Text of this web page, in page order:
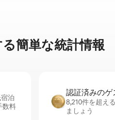
簡⁠単⁠な統⁠計⁠情⁠報
泊
数料
認証済みの
8,210件を超え
ましょう